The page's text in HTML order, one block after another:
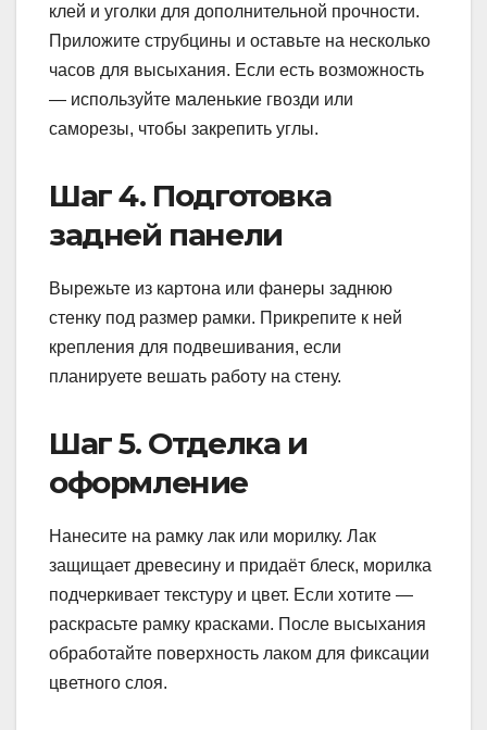
клей и уголки для дополнительной прочности.
Приложите струбцины и оставьте на несколько
часов для высыхания. Если есть возможность
— используйте маленькие гвозди или
саморезы, чтобы закрепить углы.
Шаг 4. Подготовка
задней панели
Вырежьте из картона или фанеры заднюю
стенку под размер рамки. Прикрепите к ней
крепления для подвешивания, если
планируете вешать работу на стену.
Шаг 5. Отделка и
оформление
Нанесите на рамку лак или морилку. Лак
защищает древесину и придаёт блеск, морилка
подчеркивает текстуру и цвет. Если хотите —
раскрасьте рамку красками. После высыхания
обработайте поверхность лаком для фиксации
цветного слоя.